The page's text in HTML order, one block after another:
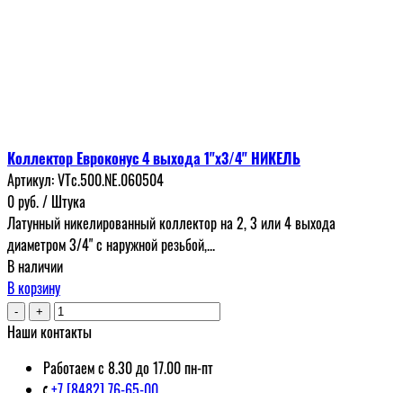
Коллектор Евроконус 4 выхода 1"х3/4" НИКЕЛЬ
Артикул:VTc.500.NЕ.060504
0руб./ Штука
Латунный никелированный коллектор на 2, 3 или 4 выхода
диаметром 3/4" с наружной резьбой,...
В наличии
В корзину
- +
Наши контакты
Работаем с 8.30 до 17.00 пн-пт